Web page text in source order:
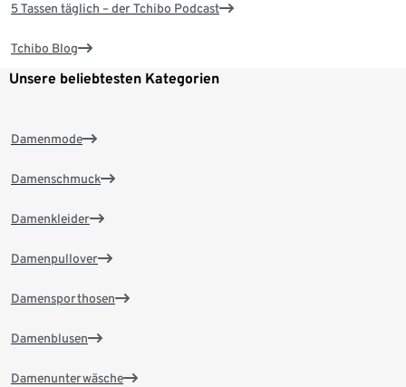
5 Tassen täglich – der Tchibo Podcast
Tchibo Blog
Unsere beliebtesten Kategorien
Damenmode
Damenschmuck
Damenkleider
Damenpullover
Damensporthosen
Damenblusen
Damenunterwäsche